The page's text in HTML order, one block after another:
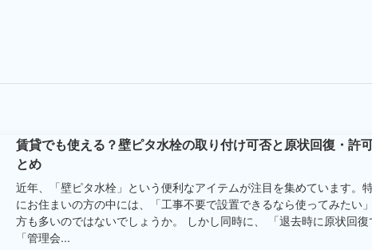
賃貸でも使える？壁ピタ水栓の取り付け可否と原状回復・許
とめ
近年、「壁ピタ水栓」という便利なアイテムが注目を集めています。
にお住まいの方の中には、「工事不要で設置できるなら使ってみたい
方も多いのではないでしょうか。 しかし同時に、 「退去時に原状回復
「管理会...